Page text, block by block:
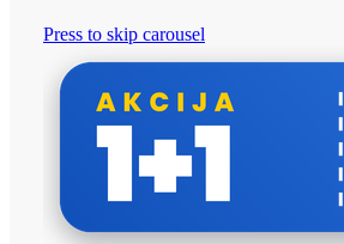
Press to skip carousel